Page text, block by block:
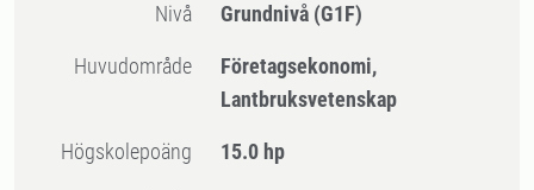
Nivå Grundnivå (G1F)
Huvudområde
Företagsekonomi,
Lantbruksvetenskap
högskolepoäng 15.0 hp